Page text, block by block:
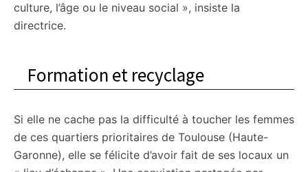
culture, l’âge ou le niveau social », insiste la
directrice.
Formation et recyclage
Si elle ne cache pas la difficulté à toucher les femmes
de ces quartiers prioritaires de Toulouse (Haute-
Garonne), elle se félicite d’avoir fait de ses locaux un